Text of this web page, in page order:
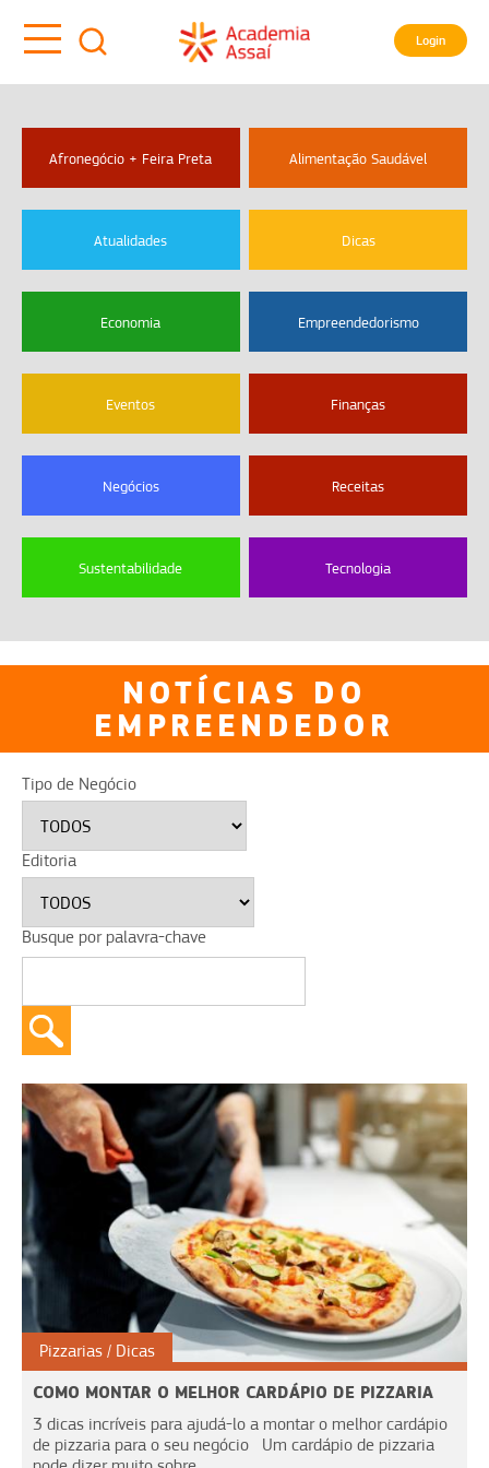
Login
Afronegócio + Feira Preta Alimentação Saudável
Atualidades Dicas
Economia Empreendedorismo
Eventos Finanças
Negócios Receitas
Sustentabilidade Tecnologia
NOTÍCIAS DO
EMPREENDEDOR
Tipo de Negócio
Editoria
Busque por palavra-chave
Pizzarias Dicas
COMO MONTAR O MELHOR CARDÁPIO DE PIZZARIA
3 dicas incríveis para ajudá-lo a montar o melhor cardápio
de pizzaria para o seu negócio Um cardápio de pizzaria